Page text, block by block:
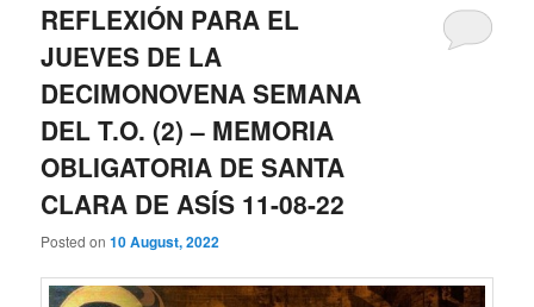
REFLEXIÓN PARA EL
JUEVES DE LA
DECIMONOVENA SEMANA
DEL T.O. (2) – MEMORIA
OBLIGATORIA DE SANTA
CLARA DE ASÍS 11-08-22
Posted on10 August, 2022